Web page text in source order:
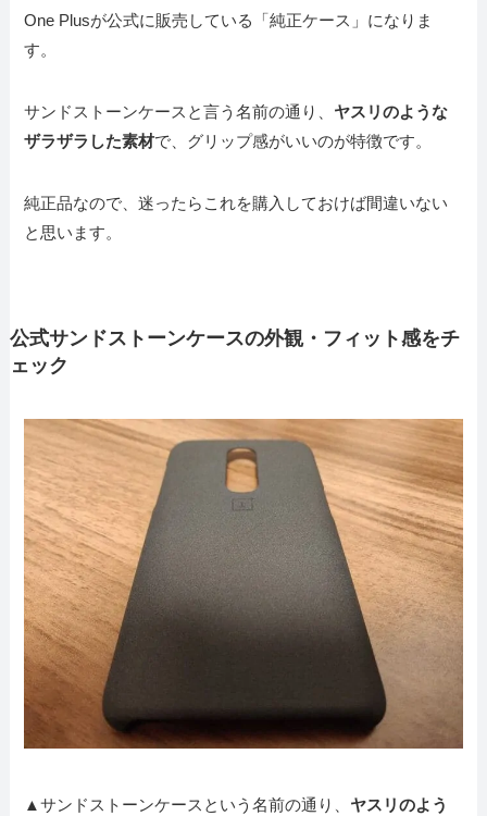
One Plusが公式に販売している「純正ケース」になりま
す。
サンドストーンケースと言う名前の通り、 ヤスリのような
ザラザラした素材で、グリップ感がいいのが特徴です。
純正品なので、迷ったらこれを購入しておけば間違いない
と思います。
公式サンドストーンケースの外観・フィット感をチ
ェック
▲サンドストーンケースという名前の通り、 ヤスリのよう